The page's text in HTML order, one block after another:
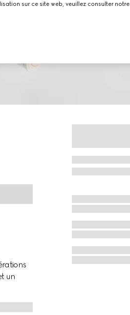
un
sur ce site web, veuillez consulter notre